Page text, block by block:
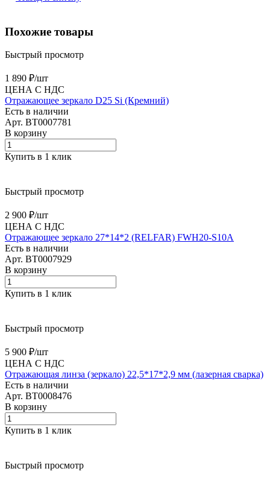
Похожие товары
Быстрый просмотр
1 890 ₽/шт
ЦЕНА С НДС
Отражающее зеркало D25 Si (Кремний)
Есть в наличии
Арт. BT0007781
В корзину
Купить в 1 клик
Быстрый просмотр
2 900 ₽/шт
ЦЕНА С НДС
Отражающее зеркало 27*14*2 (RELFAR) FWH20-S10A
Есть в наличии
Арт. BT0007929
В корзину
Купить в 1 клик
Быстрый просмотр
5 900 ₽/шт
ЦЕНА С НДС
Отражающая линза (зеркало) 22,5*17*2,9 мм (лазерная сварка)
Есть в наличии
Арт. BT0008476
В корзину
Купить в 1 клик
Быстрый просмотр